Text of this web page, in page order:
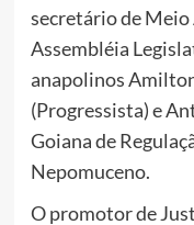
secretário de Meio
Assembléia
anapolinos
(Progressista) e
Goiana de
Nepomuceno.
O promotor de